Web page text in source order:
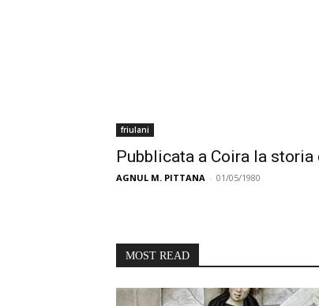
friulani
Pubblicata a Coira la
AGNUL M. PITTANA - 01/05/1980
MOST READ